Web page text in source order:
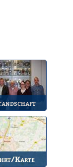
Karte